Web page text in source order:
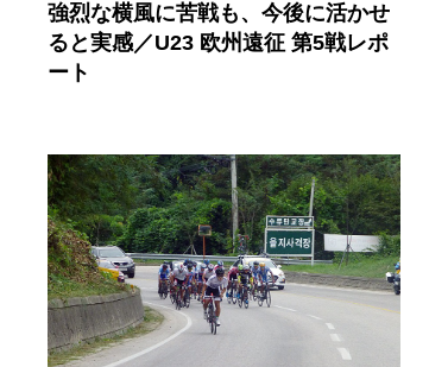
強烈な横風に苦戦も、今後に活かせ
ると実感／U23 欧州遠征 第5戦レポ
ート